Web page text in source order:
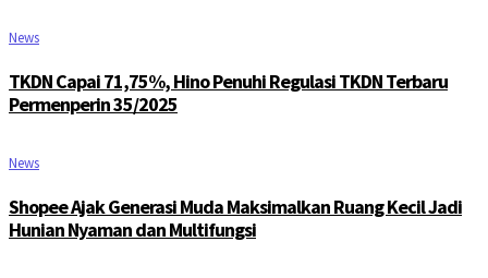
News
TKDN Capai 71,75%, Hino Penuhi Regulasi TKDN Terbaru
Permenperin 35/2025
News
Shopee Ajak Generasi Muda Maksimalkan Ruang Kecil Jadi
Hunian Nyaman dan Multifungsi